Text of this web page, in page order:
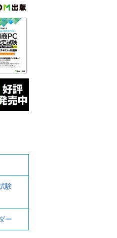
験
ー